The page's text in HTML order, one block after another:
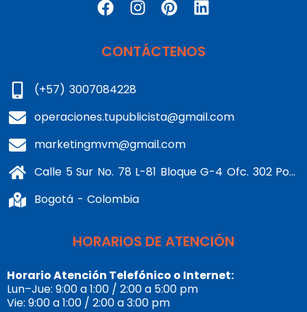
CONTÁCTENOS
(+57) 3007084228
operaciones.tupublicista@gmail.com
marketingmvm@gmail.com
Calle 5 Sur No. 78 L-81 Bloque G-4 Ofc. 302 Portería 1 Banderas - Kennedy
Bogotá - Colombia
HORARIOS DE ATENCIÓN
Horario Atención Telefónico o Internet:
Lun–Jue: 9:00 a 1:00 / 2:00 a 5:00 pm
Vie: 9:00 a 1:00 / 2:00 a 3:00 pm